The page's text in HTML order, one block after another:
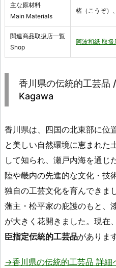
主な原材料
Main Materials
楮（こうぞ）
関連商品取扱店一覧
Shop
阿波和紙 取扱
香川県の伝統的工芸
Kagawa
香川県は、四国の北東部に位
と美しい自然環境に恵まれた
して知られ、瀬戸内海を通じ
陸や畿内の先進的な文化・技
独自の工芸文化を育んできま
藩主・松平家の庇護のもと、
が大きく花開きました。現在
臣指定伝統的工芸品がありま
→香川県の伝統的工芸品 詳細